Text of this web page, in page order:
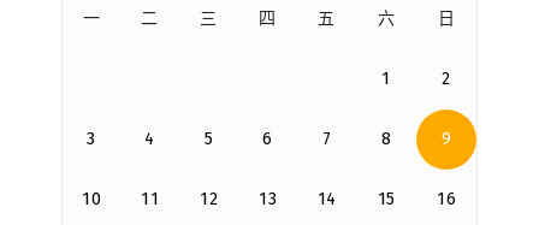
一 二 三 四 五 六 日
1 2
3 4 5 6 7 8 9
10 11 12 13 14 15 16